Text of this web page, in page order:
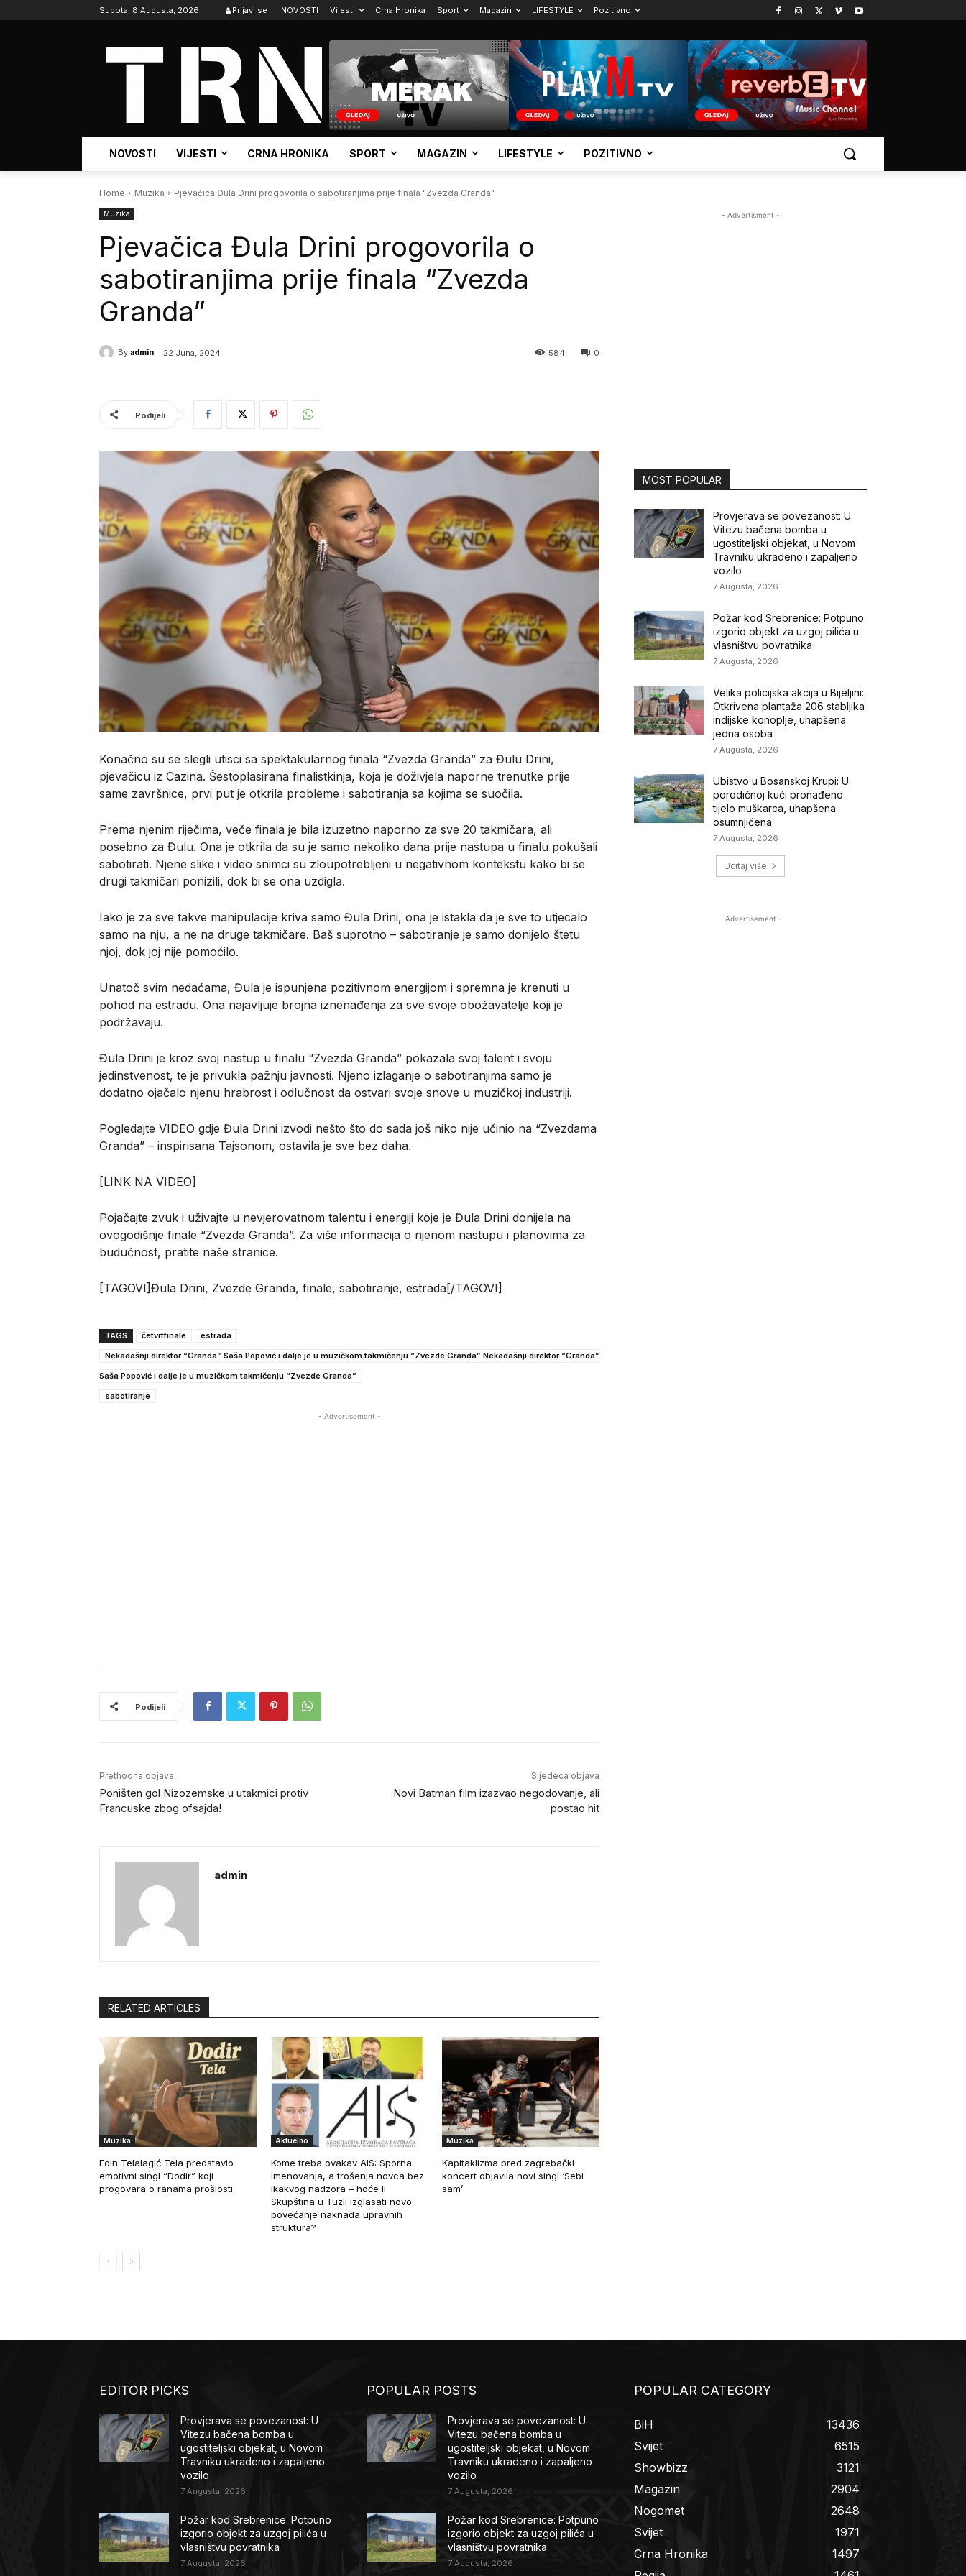
Subota, 8 Augusta, 2026 Prijavi se NOVOSTI Vijesti Crna Hronika Sport Magazin LIFESTYLE Pozitivno
NOVOSTI VIJESTI CRNA HRONIKA SPORT MAGAZIN LIFESTYLE POZITIVNO
Home Muzika Pjevačica Đula Drini progovorila o sabotiranjima prije finala "Zvezda Granda"
Muzika
Pjevačica Đula Drini progovorila o
sabotiranjima prije finala “Zvezda
Granda”
By admin 22 Juna, 2024 0
584
Podijeli
Konačno su se slegli utisci sa spektakularnog finala “Zvezda Granda” za Đulu Drini,
pjevačicu iz Cazina. Šestoplasirana finalistkinja, koja je doživjela naporne trenutke prije
same završnice, prvi put je otkrila probleme i sabotiranja sa kojima se suočila.
Prema njenim riječima, veče finala je bila izuzetno naporno za sve 20 takmičara, ali
posebno za Đulu. Ona je otkrila da su je samo nekoliko dana prije nastupa u finalu pokušali
sabotirati. Njene slike i video snimci su zloupotrebljeni u negativnom kontekstu kako bi se
drugi takmičari ponizili, dok bi se ona uzdigla.
Iako je za sve takve manipulacije kriva samo Đula Drini, ona je istakla da je sve to utjecalo
samo na nju, a ne na druge takmičare. Baš suprotno – sabotiranje je samo donijelo štetu
njoj, dok joj nije pomoćilo.
Unatoč svim nedaćama, Đula je ispunjena pozitivnom energijom i spremna je krenuti u
pohod na estradu. Ona najavljuje brojna iznenađenja za sve svoje obožavatelje koji je
podržavaju.
Đula Drini je kroz svoj nastup u finalu “Zvezda Granda” pokazala svoj talent i svoju
jedinstvenost, te je privukla pažnju javnosti. Njeno izlaganje o sabotiranjima samo je
dodatno ojačalo njenu hrabrost i odlučnost da ostvari svoje snove u muzičkoj industriji.
Pogledajte VIDEO gdje Đula Drini izvodi nešto što do sada još niko nije učinio na “Zvezdama
Granda” – inspirisana Tajsonom, ostavila je sve bez daha.
[LINK NA VIDEO]
Pojačajte zvuk i uživajte u nevjerovatnom talentu i energiji koje je Đula Drini donijela na
ovogodišnje finale “Zvezda Granda”. Za više informacija o njenom nastupu i planovima za
budućnost, pratite naše stranice.
[TAGOVI]Đula Drini, Zvezde Granda, finale, sabotiranje, estrada[/TAGOVI]
TAGS četvrtfinale
estrada
Nekadašnji direktor “Granda” Saša Popović i dalje je u muzičkom takmičenju “Zvezde Granda” Nekadašnji direktor “Granda”
Saša Popović i dalje je u muzičkom takmičenju “Zvezde Granda”
sabotiranje
- Advertisement -
Podijeli
Prethodna objava
Poništen gol Nizozemske u utakmici protiv
Francuske zbog ofsajda!
Sljedeca objava
Novi Batman film izazvao negodovanje, ali
postao hit
admin
RELATED ARTICLES
Muzika
Edin Telalagić Tela predstavio
emotivni singl “Dodir” koji
progovara o ranama prošlosti
Aktuelno
Kome treba ovakav AIS: Sporna
imenovanja, a trošenja novca bez
ikakvog nadzora – hoće li
Skupština u Tuzli izglasati novo
povećanje naknada upravnih
struktura?
Muzika
Kapitaklizma pred zagrebački
koncert objavila novi singl ‘Sebi
sam’
- Advertisment -
MOST POPULAR
Provjerava se povezanost: U
Vitezu bačena bomba u
ugostiteljski objekat, u Novom
Travniku ukradeno i zapaljeno
vozilo
7 Augusta, 2026
Požar kod Srebrenice: Potpuno
izgorio objekt za uzgoj pilića u
vlasništvu povratnika
7 Augusta, 2026
Velika policijska akcija u Bijeljini:
Otkrivena plantaža 206 stabljika
indijske konoplje, uhapšena
jedna osoba
7 Augusta, 2026
Ubistvo u Bosanskoj Krupi: U
porodičnoj kući pronađeno
tijelo muškarca, uhapšena
osumnjičena
7 Augusta, 2026
Ucitaj više
- Advertisement -
EDITOR PICKS
Provjerava se povezanost: U
Vitezu bačena bomba u
ugostiteljski objekat, u Novom
Travniku ukradeno i zapaljeno
vozilo
7 Augusta, 2026
Požar kod Srebrenice: Potpuno
izgorio objekt za uzgoj pilića u
vlasništvu povratnika
7 Augusta, 2026
POPULAR POSTS
Provjerava se povezanost: U
Vitezu bačena bomba u
ugostiteljski objekat, u Novom
Travniku ukradeno i zapaljeno
vozilo
7 Augusta, 2026
Požar kod Srebrenice: Potpuno
izgorio objekt za uzgoj pilića u
vlasništvu povratnika
7 Augusta, 2026
POPULAR CATEGORY
BiH
13436
Svijet
6515
Showbizz
3121
Magazin
2904
Nogomet
2648
Svijet
1971
Crna Hronika
1497